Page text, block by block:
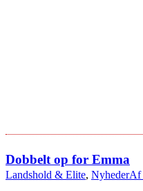
Dobbelt op for Emma
Landshold & Elite, NyhederAf